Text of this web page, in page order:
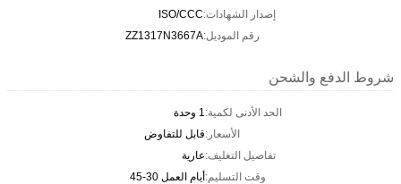
إصدار الشهادات:ISO/CCC
رقم الموديل:ZZ1317N3667A
شروط الدفع والشحن
الحد الأدنى لكمية:1 وحدة
الأسعار:قابل للتفاوض
تفاصيل التغليف:عارية
وقت التسليم:أيام العمل 30-45